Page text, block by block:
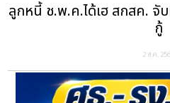
ลูกหนี้ ช.พ.ค.ได้เฮ สกสค. จั
กู้
2 ส.ค.